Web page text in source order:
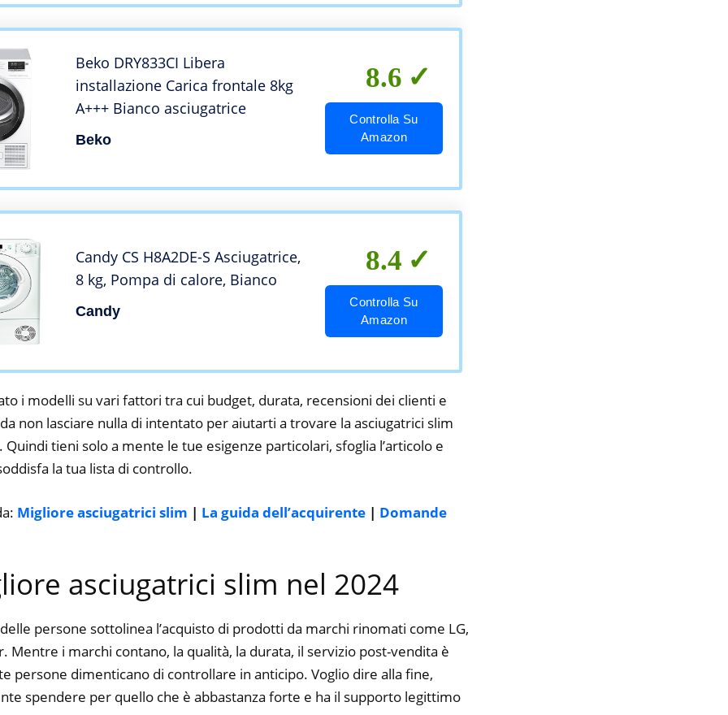
Beko DRY833CI Libera
installazione Carica frontale 8kg
A+++ Bianco asciugatrice
Beko
8.6
Controlla Su
Amazon
Candy CS H8A2DE-S Asciugatrice,
8 kg, Pompa di calore, Bianco
Candy
8.4
Controlla Su
Amazon
i modelli su vari fattori tra cui budget, durata, recensioni dei clienti e
non lasciare nulla di intentato per aiutarti a trovare la asciugatrici slim
Quindi tieni solo a mente le tue esigenze particolari, sfoglia l’articolo e
la tua lista di controllo.
Migliore asciugatrici slim | La guida dell’acquirente | Domande
asciugatrici slim nel 2024
persone sottolinea l’acquisto di prodotti da marchi rinomati come LG,
Mentre i marchi contano, la qualità, la durata, il servizio post-vendita è
persone dimenticano di controllare in anticipo. Voglio dire alla fine,
spendere per quello che è abbastanza forte e ha il supporto legittimo